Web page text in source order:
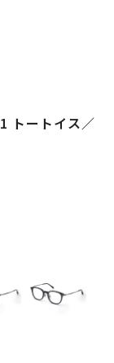
トートイス／